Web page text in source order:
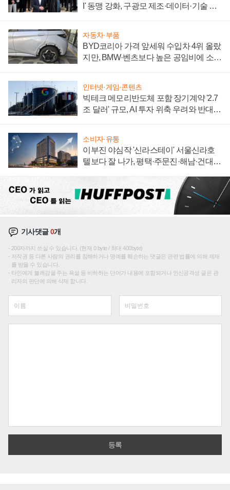
I' 동맹 강화, 구광모 제조·데이터·기술 결
자동차·부품
BYD코리아 가격 앞세워 수입차 4위 올랐
지만, BMW·벤츠보다 높은 공임비에 소비
인터넷·게임·콘텐츠
빅테크 메모리반도체 포함 장기계약 '2.7
조 달러' 규모, AI 투자 위축 우려와 반대
소비자·유통
이부진 야심작 '신라스테이' 서울신라호
텔보다 잘 나가, 평택·주문진·해남·건대로
기사댓글0개
200자까지 쓰실 수 있습니다. (현재 0 byte / 최대 400byte)
저작권 등 다른 사람의 권리를 침해하거나 명예를 훼손하는 댓글은 관련 법률에 의해 제재
를 받을 수 있습니다.
타인에게 불쾌감을 주는 욕설 등 비하하는 단어가 내용에 포함되거나 인신공격성 글은 관
리자의 판단에 의해 삭제 합니다.